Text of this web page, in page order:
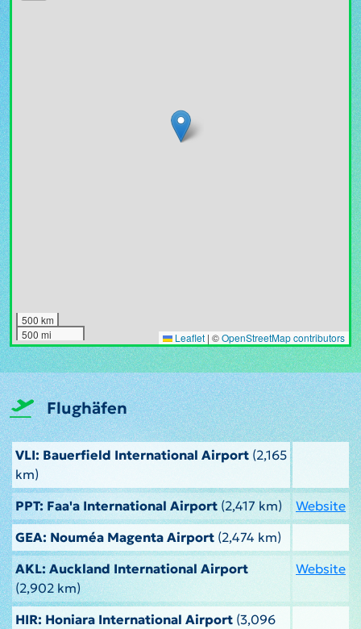
500 km
500 mi
Leaflet | ©OpenStreetMap contributors
Flughäfen
VLI: Bauerfield International Airport (2,165
km)
PPT: Faa'a International Airport(2,417 km)
Website
GEA: Nouméa Magenta Airport (2,474 km)
AKL: Auckland International Airport
(2,902 km)
Website
HIR: Honiara International Airport (3,096